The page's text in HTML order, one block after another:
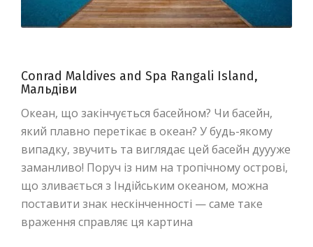
Conrad Maldives and Spa Rangali Island,
Мальдіви
Океан, що закінчується басейном? Чи басейн,
який плавно перетікає в океан? У будь-якому
випадку, звучить та виглядає цей басейн дуууже
заманливо! Поруч із ним на тропічному острові,
що зливається з Індійським океаном, можна
поставити знак нескінченності — саме таке
враження справляє ця картина